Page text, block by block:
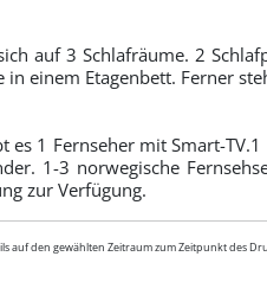
auf 3 Schlafräume. 2
in einem Etagenbett. Ferner
1 Fernseher mit Smart-
1-3 norwegische
zur Verfügung.
auf den gewählten Zeitraum zum Zeitpunkt des